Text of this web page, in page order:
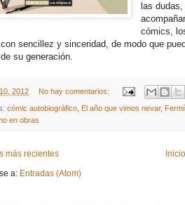
las
cómics,
sencillez y sinceridad, de modo que
su generación.
2012 No hay comentarios:
cómic autobiográfico El año que vimos nevar,
en obras
más recientes
Inicio
a: Entradas (Atom)